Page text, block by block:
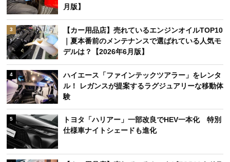
月版】
3
【カー用品店】売れているエンジンオイルTOP10
｜夏本番前のメンテナンスで選ばれている人気モ
デルは？【2026年6月版】
4
ハイエース「ファインテックツアラー」をレンタ
ル！ レガンスが提案するラグジュアリーな移動体
験
5
トヨタ「ハリアー」一部改良でHEV一本化 特別
仕様車ナイトシェードも進化